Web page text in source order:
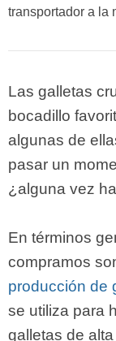
transportador a la
Las galletas
bocadillo
algunas de
pasar un
¿alguna vez
En términos
compramos
producción de
se utiliza para
galletas de